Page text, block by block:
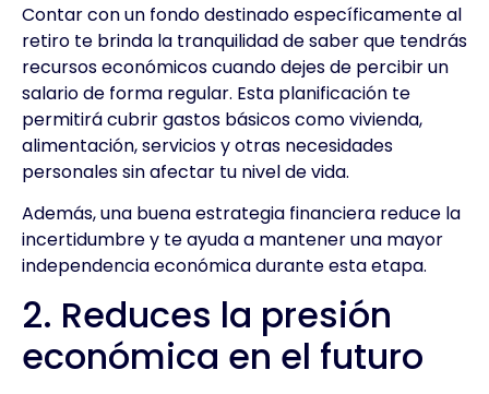
Contar con un fondo destinado específicamente al
retiro te brinda la tranquilidad de saber que tendrás
recursos económicos cuando dejes de percibir un
salario de forma regular. Esta planificación te
permitirá cubrir gastos básicos como vivienda,
alimentación, servicios y otras necesidades
personales sin afectar tu nivel de vida.
Además, una buena estrategia financiera reduce la
incertidumbre y te ayuda a mantener una mayor
independencia económica durante esta etapa.
2. Reduces la presión
económica en el futuro